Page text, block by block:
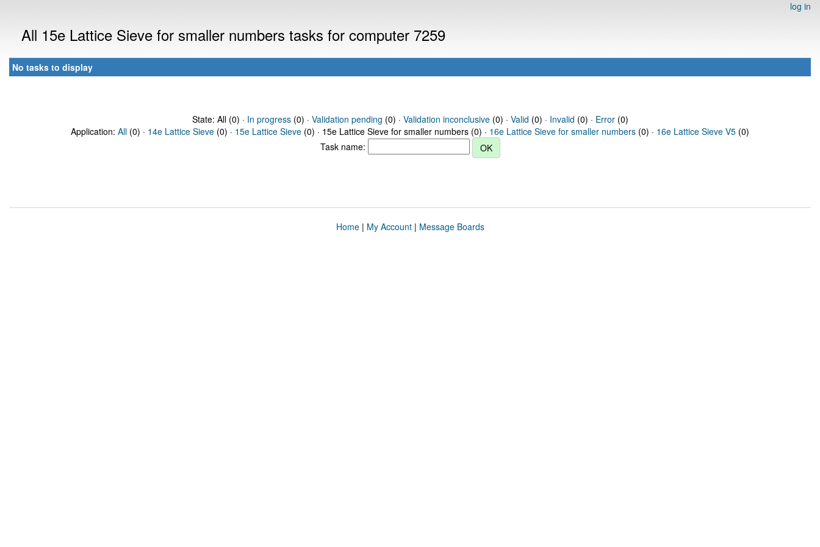
log in
All 15e Lattice Sieve for smaller numbers tasks for computer 7259
No tasks to display
State: All (0) · In progress(0) · Validation pending (0) · Validation inconclusive(0) · Valid (0) · Invalid (0) · Error(0)
Application: All (0) · 14e Lattice Sieve (0) · 15e Lattice Sieve (0) · 15e Lattice Sieve for smaller numbers (0) · 16e Lattice Sieve for smaller numbers (0) · 16e Lattice Sieve V5 (0)
Task name:
Home| My Account| Message Boards